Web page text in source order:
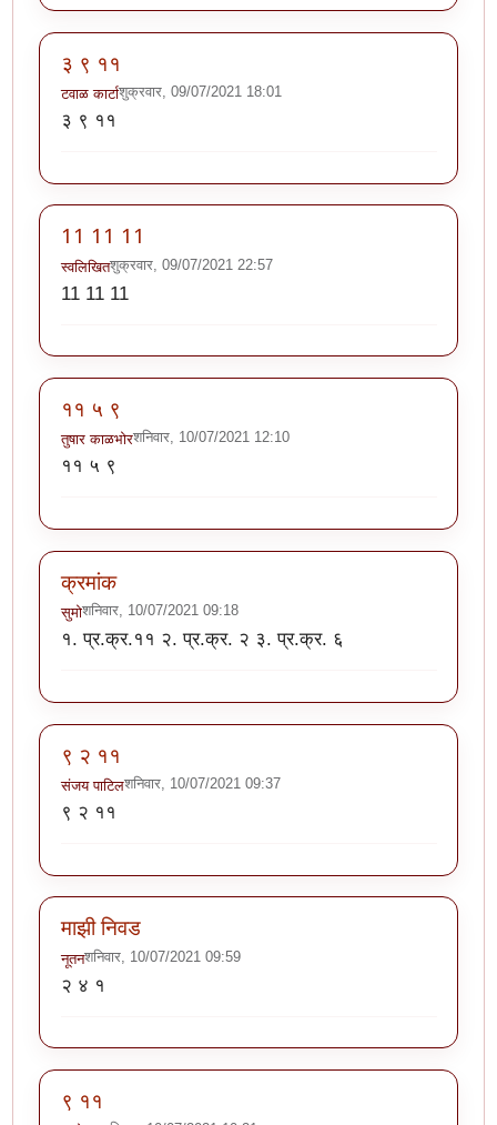
३ ९ ११
टवाळ कार्टाशुक्रवार, 09/07/2021 18:01
३ ९ ११
11 11 11
स्वलिखितशुक्रवार, 09/07/2021 22:57
11 11 11
११ ५ ९
तुषार काळभोरशनिवार, 10/07/2021 12:10
११ ५ ९
क्रमांक
सुमोशनिवार, 10/07/2021 09:18
१. प्र.क्र.११ २. प्र.क्र. २ ३. प्र.क्र. ६
९ २ ११
संजय पाटिलशनिवार, 10/07/2021 09:37
९ २ ११
माझी निवड
नूतनशनिवार, 10/07/2021 09:59
२ ४ १
९ ११